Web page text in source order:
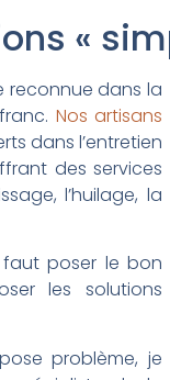
«
reconnue dans la
Nos artisans
dans l’entretien
des services
l’huilage, la
faut poser le bon
les solutions
problème, je